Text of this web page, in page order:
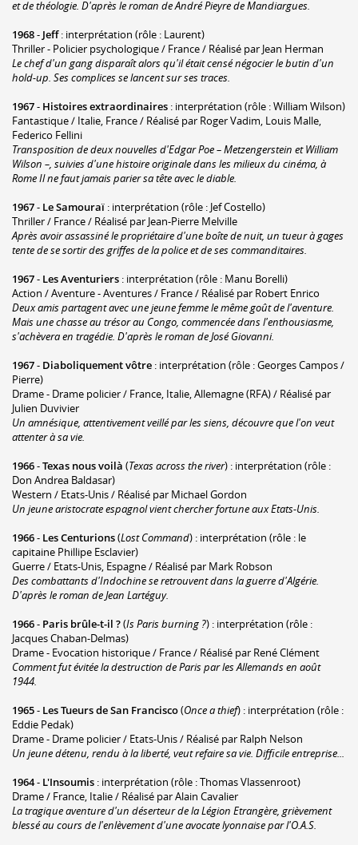
et de théologie. D'après le roman de André Pieyre de Mandiargues.
1968- Jeff: interprétation (rôle : Laurent)
Thriller - Policier psychologique / France / Réalisé par Jean Herman
Le chef d'un gang disparaît alors qu'il était censé négocier le butin d'un
hold-up. Ses complices se lancent sur ses traces.
1967- Histoires extraordinaires : interprétation (rôle : William Wilson)
Fantastique / Italie, France / Réalisé par Roger Vadim, Louis Malle,
Federico Fellini
Transposition de deux nouvelles d'Edgar Poe –Metzengerstein etWilliam
Wilson –, suivies d'une histoire originale dans les milieux du cinéma, à
RomeIl ne faut jamais parier sa tête avec le diable.
1967- Le Samouraï : interprétation (rôle : Jef Costello)
Thriller / France / Réalisé par Jean-Pierre Melville
Après avoir assassiné le propriétaire d'une boîte de nuit, un tueur à gages
tente de se sortir des griffes de la police et de ses commanditaires.
1967- Les Aventuriers : interprétation (rôle : Manu Borelli)
Action / Aventure - Aventures / France / Réalisé par Robert Enrico
Deux amis partagent avec une jeune femme le même goût de l'aventure.
Mais une chasse au trésor au Congo, commencée dans l'enthousiasme,
s'achèvera en tragédie. D'après le roman de José Giovanni.
1967- Diaboliquement vôtre : interprétation (rôle : Georges Campos /
Pierre)
Drame - Drame policier / France, Italie, Allemagne (RFA) / Réalisé par
Julien Duvivier
Un amnésique, attentivement veillé par les siens, découvre que l'on veut
attenter à sa vie.
1966-Texas nous voilà (Texas across the river) : interprétation (rôle :
Don Andrea Baldasar)
Western / Etats-Unis / Réalisé par Michael Gordon
Un jeune aristocrate espagnol vient chercher fortune aux Etats-Unis.
1966- Les Centurions(Lost Command) : interprétation (rôle : le
capitaine Phillipe Esclavier)
Guerre / Etats-Unis, Espagne / Réalisé par Mark Robson
Des combattants d'Indochine se retrouvent dans la guerre d'Algérie.
D'après le roman de Jean Lartéguy.
1966- Paris brûle-t-il ?(Is Paris burning ?) : interprétation (rôle :
Jacques Chaban-Delmas)
Drame - Evocation historique / France / Réalisé par René Clément
Comment fut évitée la destruction de Paris par les Allemands en août
1944.
1965- Les Tueurs de San Francisco(Once a thief) : interprétation (rôle :
Eddie Pedak)
Drame - Drame policier / Etats-Unis / Réalisé par Ralph Nelson
Un jeune détenu, rendu à la liberté, veut refaire sa vie. Difficile entreprise...
1964- L'Insoumis : interprétation (rôle : Thomas Vlassenroot)
Drame / France, Italie / Réalisé par Alain Cavalier
La tragique aventure d'un déserteur de la Légion Etrangère, grièvement
blessé au cours de l'enlèvement d'une avocate lyonnaise par l'O.A.S.